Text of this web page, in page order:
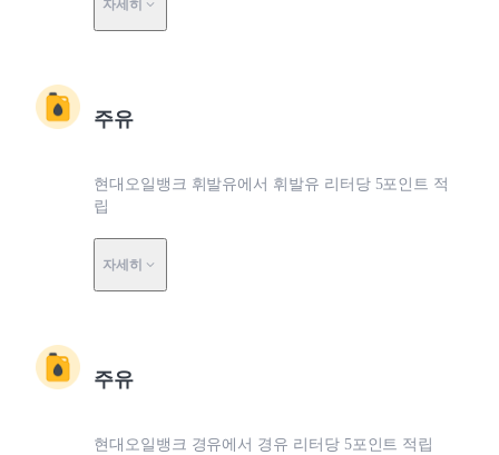
자세히
주유
현대오일뱅크 휘발유에서 휘발유 리터당 5포인트 적
립
자세히
주유
현대오일뱅크 경유에서 경유 리터당 5포인트 적립